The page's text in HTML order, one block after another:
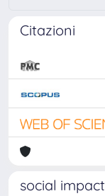
Citazioni
social impact